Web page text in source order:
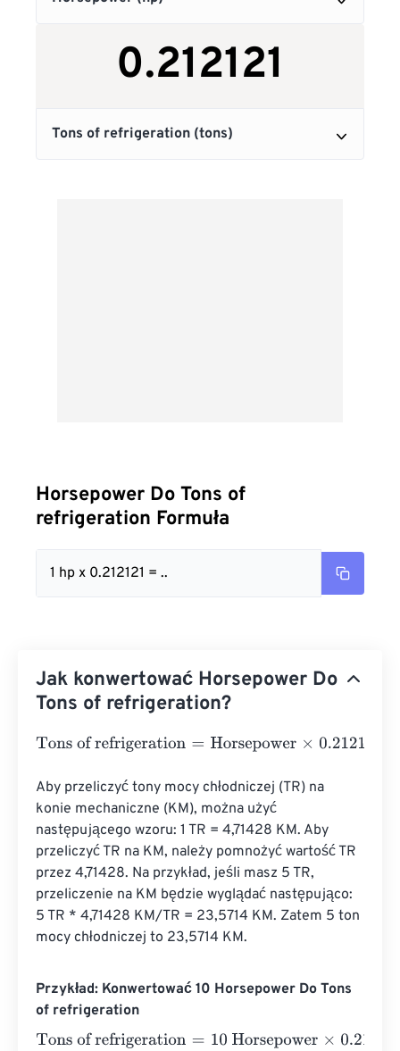
Horsepower Do Tons of
refrigeration Formuła
1 hp x 0.212121 = ..
Jak konwertować Horsepower Do
Tons of refrigeration?
Tons of refrigeration=Horsepower×0.212121
Aby przeliczyć tony mocy chłodniczej (TR) na
konie mechaniczne (KM), można użyć
następującego wzoru: 1 TR = 4,71428 KM. Aby
przeliczyć TR na KM, należy pomnożyć wartość TR
przez 4,71428. Na przykład, jeśli masz 5 TR,
przeliczenie na KM będzie wyglądać następująco:
5 TR * 4,71428 KM/TR = 23,5714 KM. Zatem 5 ton
mocy chłodniczej to 23,5714 KM.
Przykład: Konwertować 10 Horsepower Do Tons
of refrigeration
Tons of refrigeration=10 Horsepower×0.212121 =2.12121